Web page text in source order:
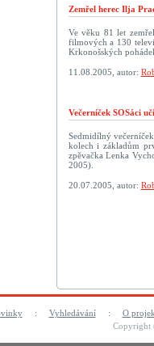
Zemřel herec Ilja
Ve věku 81 let
filmových a 130
Krkonošských
11.08.2005, autor:
Večerníček SOSáci
Sedmidílný
kolech i základům
zpěvačka Lenka
2005).
20.07.2005, autor:
: Vyhledávání: O
Copyright